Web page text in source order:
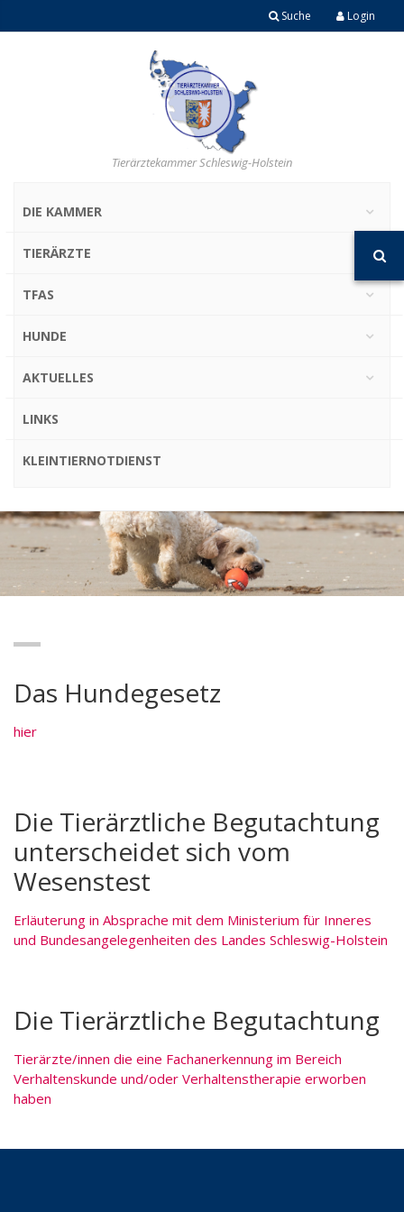
Login
Suche
Tierärztekammer Schleswig-Holstein
DIE KAMMER
TIERÄRZTE
TFAS
HUNDE
AKTUELLES
LINKS
KLEINTIERNOTDIENST
Das Hundegesetz
hier
Die Tierärztliche Begutachtung
unterscheidet sich vom
Wesenstest
Erläuterung in Absprache mit dem Ministerium für Inneres
und Bundesangelegenheiten des Landes Schleswig-Holstein
Die Tierärztliche Begutachtung
Tierärzte/innen die eine Fachanerkennung im Bereich
Verhaltenskunde und/oder Verhaltenstherapie erworben
haben